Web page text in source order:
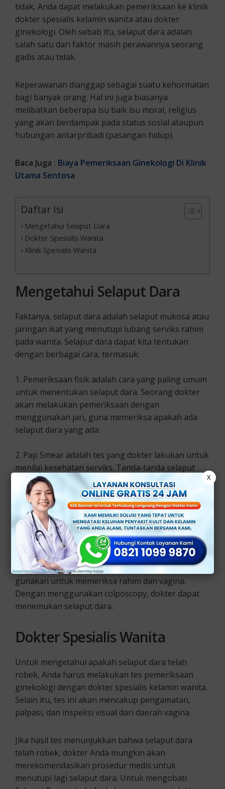
tidak, Anda dapat melakukan pemeriksaan ke klinik
dokter spesialis kelamin wanita atau dokter
ginekologi. Oleh sebab itu, selaput dara adalah
salah satu dari faktor masih perawannya seorang
gadis atau tidak.
Keperawanan dianggap sebagai suatu kehormatan
bagi banyak orang. Hal ini juga biasanya
melibatkan beberapa isu baik isu moral, religius
yang akan berdampak pada status sosial ataupun
hubungan antarpribadi (pasangan hidup).
Baca Juga : Biaya Pemeriksaan Ginekologi Di Klinik
Utama Sentosa
Daftar Isi
Mengetahui Selaput Dara
Dokter Spesialis Wanita
Klinik Spesialis Wanita
Mengetahui Selaput Dara
Faktanya, selaput dara adalah selaput mukosa atau
jaringan ikat yang menutupi lubang serviks rahim
pada wanita. Selaput dara dapat kita tentukan
dengan berbagai cara, termasuk:
1. Pemeriksaan fisik adalah cara yang paling umum
untuk menentukan selaput dara. Seorang dokter
akan melakukan pemeriksaan dengan
menggunakan jari, guna memeriksa apakah ada
selaput dara yang ada.
2. Pap Smear adalah tes yang dokter lakukan untuk
menilai kesehatan serviks. Tanda-tanda selaput
dara dapat dokter temukan menggunakan tes ini.
3. Ultrasonografi transvaginal adalah metode yang
menggunakan gelombang suara untuk membuat
gambar tubuh. Ini juga dapat dokter gunakan
untuk menemukan selaput dara.
4. Colposcopy adalah prosedur yang dokter
gunakan untuk memeriksa rahim dan vagina.
Dengan menggunakan colposcopy, dokter dapat
menemukan selaput dara.
Dokter Spesialis Wanita
Untuk mengetahui apakah selaput dara telah
robek, Anda harus melakukan tes pemeriksaan
ginekologi dengan dokter spesialis kelamin wanita.
Selain itu, tes ini akan mencakup pengamatan,
palpasi, dan inspeksi visual dari daerah vagina.
Jika hasil tes menunjukkan bahwa selaput dara
telah robek, dokter Anda mungkin akan
merekomendasikan prosedur medis untuk
menutupi lagi selaput dara. Untuk mengobati
X